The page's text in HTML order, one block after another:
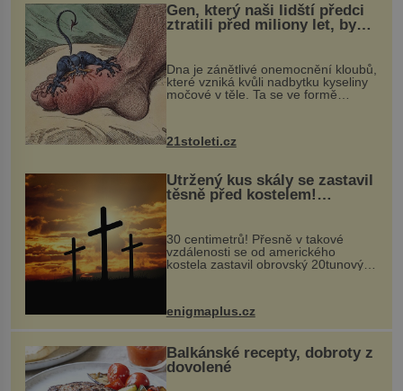
Gen, který naši lidští předci
ztratili před miliony let, by
mohl pomoci s léčbou
„nemoci králů“
Dna je zánětlivé onemocnění kloubů,
které vzniká kvůli nadbytku kyseliny
močové v těle. Ta se ve formě
nohou, a způsobuje bole...
21stoleti.cz
Utržený kus skály se zastavil
těsně před kostelem!
Ochránila ho boží síla?
30 centimetrů! Přesně v takové
vzdálenosti se od amerického
kostela zastavil obrovský 20tunový
...
enigmaplus.cz
Balkánské recepty, dobroty z
dovolené